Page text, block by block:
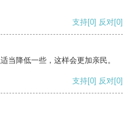
支持[0] 反对[0]
当降低一些，这样会更加亲民。
支持[0] 反对[0]